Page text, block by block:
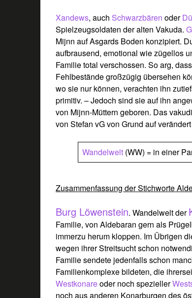
Xandews, auch Schwarzbärenoder
Spielzeugsoldaten der alten Vakuda.
Mijnn auf Asgards Boden konzipiert.
aufbrausend, emotional wie zügellos
Familie total verschossen. So arg,
Fehlbestände großzügig übersehen
wo sie nur können, verachten ihn
primitiv. – Jedoch sind sie auf ihn
von Mijnn-Müttern geboren. Das
von Stefan vG von Grund auf
Wandelwelt (WW) = in einer
Zusammenfassung der Stichworte
Burg Löwenstein. Wandelwelt der
Familie, von Aldebaran gern als
immerzu herum kloppen. Im Übrigen
wegen ihrer Streitsucht schon
Familie sendete jedenfalls schon
Familienkomplexe bildeten, die
Westkonareoder noch spezieller
noch aus anderen Konarburgen des